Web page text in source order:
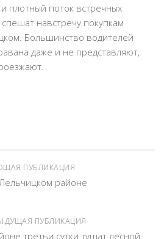
плотный поток встречных
навстречу покупкам
Большинство водителей
даже и не представляют,
ПУБЛИКАЦИЯ
районе
ПУБЛИКАЦИЯ
третьи сутки тушат лесной